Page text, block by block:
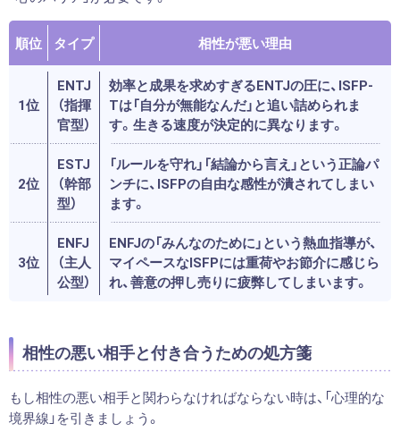
順位 タイプ 相性が悪い理由
1位
ENTJ
（指揮
官型）
効率と成果を求めすぎるENTJの圧に、ISFP-
Tは「自分が無能なんだ」と追い詰められま
す。生きる速度が決定的に異なります。
2位
ESTJ
（幹部
型）
「ルールを守れ」「結論から言え」という正論パ
ンチに、ISFPの自由な感性が潰されてしまい
ます。
3位
ENFJ
（主人
公型）
ENFJの「みんなのために」という熱血指導が、
マイペースなISFPには重荷やお節介に感じら
れ、善意の押し売りに疲弊してしまいます。
相性の悪い相手と付き合うための処方箋
もし相性の悪い相手と関わらなければならない時は、「心理的な
境界線」を引きましょう。